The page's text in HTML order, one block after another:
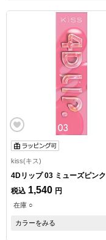
kiss(キス)
4Dリップ 03 ミューズピンク
税込 1,540 円
在庫 ○
カラーをみる